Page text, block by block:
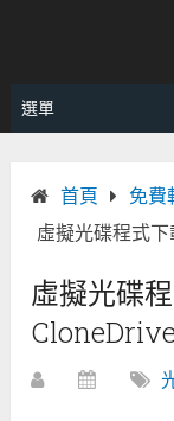
選單
首頁 免費
虛擬光碟程式
虛擬光碟